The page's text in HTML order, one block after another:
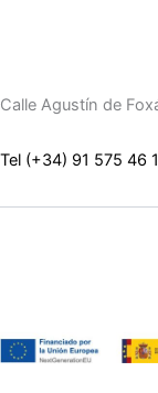
Calle Agustín de
Tel (+34) 91 575 46